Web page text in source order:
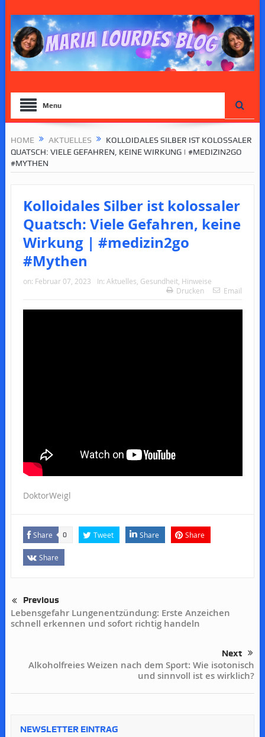
Menu
HOME AKTUELLES
KOLLOIDALES SILBER IST KOLOSSALER
QUATSCH: VIELE GEFAHREN, KEINE WIRKUNG | #MEDIZIN2GO
#MYTHEN
Kolloidales Silber ist kolossaler
Quatsch: Viele Gefahren, keine
Wirkung | #medizin2go
#Mythen
on: Februar 07, 2023 In: Aktuelles, Gesundheit, Hinweise
Drucken
Email
DoktorWeigl
Share 0 Tweet Share Share
Share
Previous
Lebensgefahr Lungenentzündung: Erste Anzeichen
schnell erkennen und sofort richtig handeln
Next
Alkoholfreies Weizen nach dem Sport: Wie isotonisch
und sinnvoll ist es wirklich?
NEWSLETTER EINTRAG